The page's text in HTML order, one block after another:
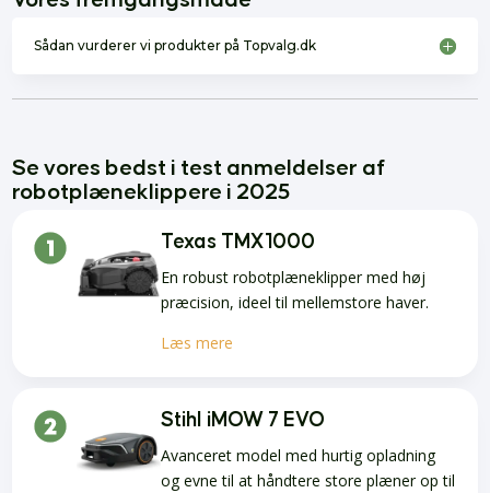
Sådan vurderer vi produkter på Topvalg.dk
Se vores bedst i test anmeldelser af
robotplæneklippere i 2025
Texas TMX1000
En robust robotplæneklipper med høj
præcision, ideel til mellemstore haver.
Læs mere
Stihl iMOW 7 EVO
Avanceret model med hurtig opladning
og evne til at håndtere store plæner op til